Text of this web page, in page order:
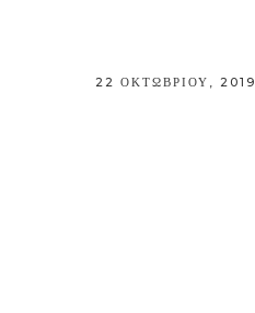
22 ΟΚΤΩΒΡΊΟΥ, 2019